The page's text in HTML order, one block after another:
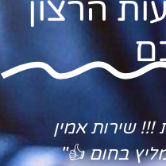
הרצון
!!! שירות אמין
בחום 👍"